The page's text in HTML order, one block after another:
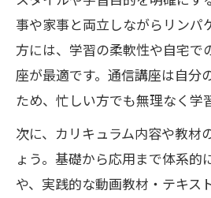
事や家事と両立しながらリンパ
方には、学習の柔軟性や自宅で
座が最適です。通信講座は自分
ため、忙しい方でも無理なく学
次に、カリキュラム内容や教材
ょう。基礎から応用まで体系的
や、実践的な動画教材・テキス